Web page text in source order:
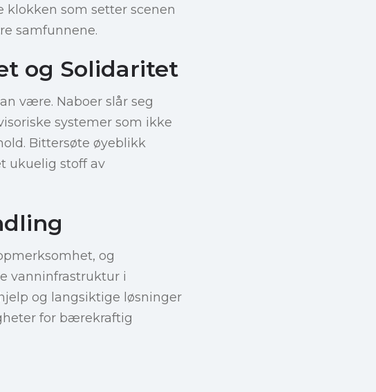
som setter scenen
samfunnene.
og Solidaritet
være. Naboer slår seg
systemer som ikke
Bittersøte øyeblikk
ukuelig stoff av
og
vanninfrastruktur i
og langsiktige løsninger
for bærekraftig